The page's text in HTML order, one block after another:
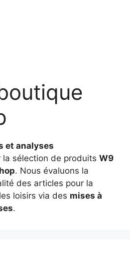
et analyses
la sélection de produits W9
. Nous évaluons la
des articles pour la
loisirs via des mises à
.